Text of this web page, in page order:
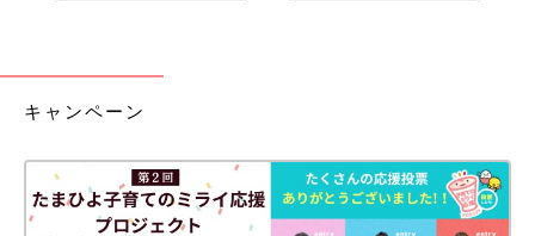
キャンペーン